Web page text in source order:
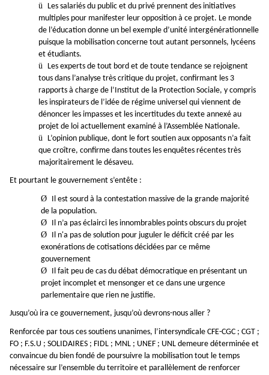
ü Les salariés du public et du privé prennent des initiatives
multiples pour manifester leur opposition à ce projet. Le monde
de l’éducation donne un bel exemple d’unité intergénérationnelle
puisque la mobilisation concerne tout autant personnels, lycéens
et étudiants.
ü Les experts de tout bord et de toute tendance se rejoignent
tous dans l’analyse très critique du projet, confirmant les 3
rapports à charge de l’Institut de la Protection Sociale, y compris
les inspirateurs de l’idée de régime universel qui viennent de
dénoncer les impasses et les incertitudes du texte annexé au
projet de loi actuellement examiné à l’Assemblée Nationale.
ü L’opinion publique, dont le fort soutien aux opposants n’a fait
que croître, confirme dans toutes les enquêtes récentes très
majoritairement le désaveu.
Et pourtant le gouvernement s’entête :
Ø
Il est sourd à la contestation massive de la grande majorité
de la population.
Ø
Il n’a pas éclairci les innombrables points obscurs du projet
Ø
Il n'a pas de solution pour juguler le déficit créé par les
exonérations de cotisations décidées par ce même
gouvernement
Ø
Il fait peu de cas du débat démocratique en présentant un
projet incomplet et mensonger et ce dans une urgence
parlementaire que rien ne justifie.
Jusqu’où ira ce gouvernement, jusqu’où devrons-nous aller ?
Renforcée par tous ces soutiens unanimes, l’intersyndicale CFE-CGC ; CGT ;
FO ; F.S.U ; SOLIDAIRES ; FIDL ; MNL ; UNEF ; UNL demeure déterminée et
convaincue du bien fondé de poursuivre la mobilisation tout le temps
nécessaire sur l’ensemble du territoire et parallèlement de renforcer